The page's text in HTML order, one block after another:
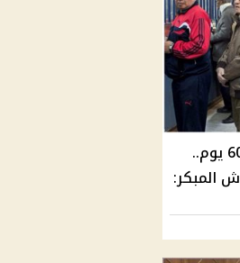
مفاجأة لمواليد الثمانينات بعد 60 يوم..
المبكر: